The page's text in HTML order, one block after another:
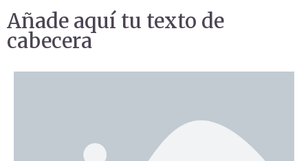
Añade aquí tu texto de
cabecera